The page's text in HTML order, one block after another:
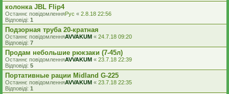
колонка JBL Flip4
Останнє повідомленняРус « 2.8.18 22:56
Відповіді: 1
Подзорная труба 20-кратная
Останнє повідомленняAVVAKUM « 24.7.18 09:20
Відповіді: 7
Продам небольшие рюкзаки (7-45л)
Останнє повідомленняAVVAKUM « 23.7.18 22:39
Відповіді: 5
Портативные рации Midland G-225
Останнє повідомленняAVVAKUM « 23.7.18 22:35
Відповіді: 1